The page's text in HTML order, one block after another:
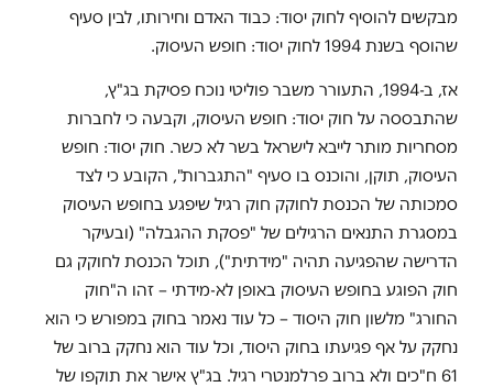
מבקשים להוסיף לחוק יסוד: כבוד האדם וחירותו, לבין סעיף
שהוסף בשנת 1994 לחוק יסוד: חופש העיסוק.
אז, ב-1994, התעורר משבר פוליטי נוכח פסיקת בג"ץ,
שהתבססה על חוק יסוד: חופש העיסוק, וקבעה כי לחברות
מסחריות מותר לייבא לישראל בשר לא כשר. חוק יסוד: חופש
העיסוק, תוקן, והוכנס בו סעיף "התגברות", הקובע כי לצד
סמכותה של הכנסת לחוקק חוק רגיל שיפגע בחופש העיסוק
במסגרת התנאים הרגילים של "פסקת ההגבלה" (ובעיקר
הדרישה שהפגיעה תהיה "מידתית"), תוכל הכנסת לחוקק גם
חוק הפוגע בחופש העיסוק באופן לא-מידתי – זהו ה"חוק
החורג" מלשון חוק היסוד – כל עוד נאמר בחוק במפורש כי הוא
נחקק על אף פגיעתו בחוק היסוד, וכל עוד הוא נחקק ברוב של
61 ח"כים ולא ברוב פרלמנטרי רגיל. בג"ץ אישר את תוקפו של